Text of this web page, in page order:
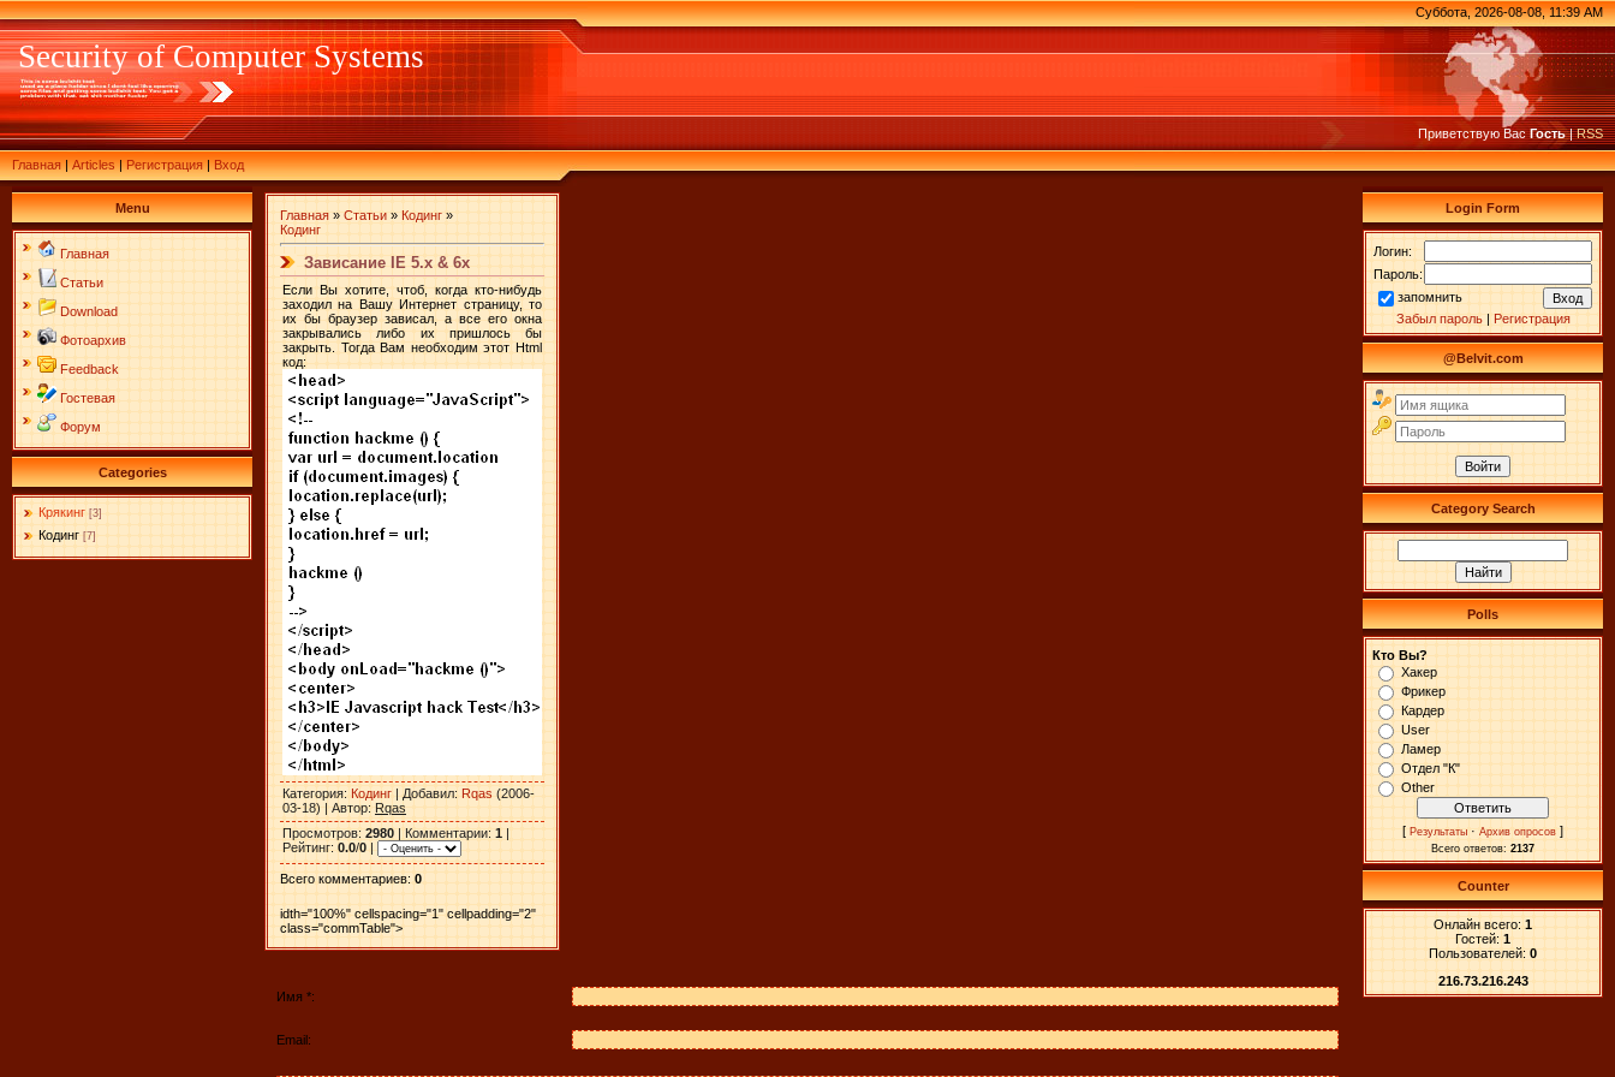
Security of Computer Systems
Главная|Articles|Регистрация|Вход
Суббота, 2026-08-08, 11:39 AM
Приветствую Вас Гость|RSS
Menu
Главная
Статьи
Download
Фотоархив
Feedback
Гостевая
Форум
Categories
Крякинг [3]
Кодинг [7]
Главная » Статьи » Кодинг »
Кодинг
Зависание IE 5.x & 6x
Если Вы хотите, чтоб, когда кто-нибудь
заходил на Вашу Интернет страницу, то
их бы браузер зависал, а все его окна
закрывались либо их пришлось бы
закрыть. Тогда Вам необходим этот Html
код:
Категория: Кодинг | Добавил: Rqas (2006-
03-18) | Автор: Rqas
Просмотров: 2980 | Комментарии: 1 |
Рейтинг: 0.0/0 |
Всего комментариев: 0
idth="100%" cellspacing="1" cellpadding="2"
class="commTable">
Имя *:
Email:
Login Form
Логин:
Пароль:
запомнить
Забыл пароль| Регистрация
@Belvit.com
Category Search
Polls
Кто Вы?
Хакер
Фрикер
Кардер
User
Ламер
Отдел "К"
Other
[ Результаты · Архив опросов ]
Всего ответов: 2137
Counter
Онлайн всего: 1
Гостей: 1
Пользователей: 0
216.73.216.243